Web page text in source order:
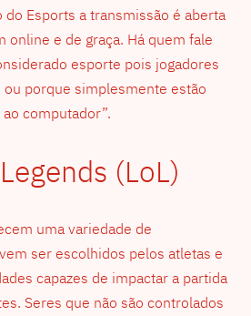
do Esports a transmissão é aberta
online e de graça. Há quem fale
esporte pois jogadores
ou porque simplesmente estão
computador”.
(LoL)
uma variedade de
ser escolhidos pelos atletas e
capazes de impactar a partida
Seres que não são controlados